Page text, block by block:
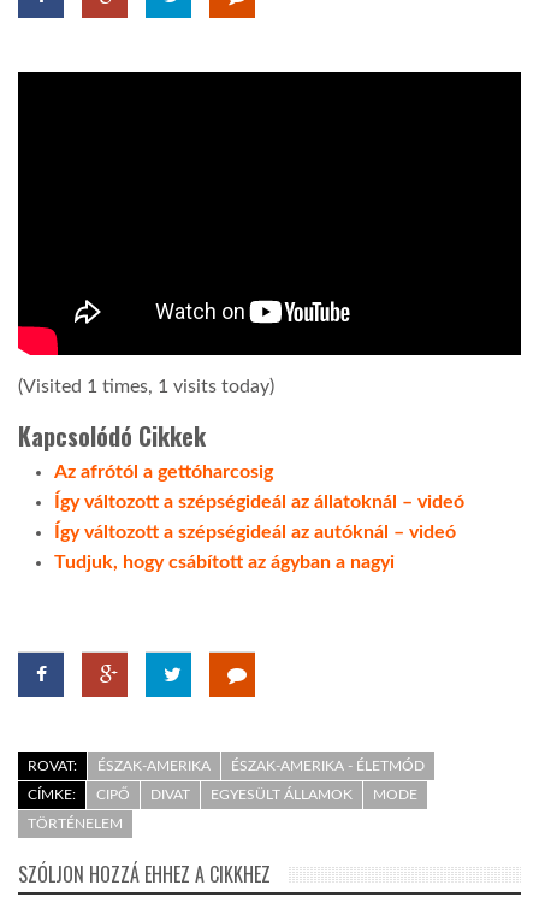
LATIMO.HU
GLOBOBOOK
(Visited 1 times, 1 visits today)
Kapcsolódó Cikkek
Az afrótól a gettóharcosig
Így változott a szépségideál az állatoknál – videó
Így változott a szépségideál az autóknál – videó
Tudjuk, hogy csábított az ágyban a nagyi
ROVAT: ÉSZAK-AMERIKA
ÉSZAK-AMERIKA - ÉLETMÓD
CÍMKE:
CIPŐ DIVAT EGYESÜLT ÁLLAMOK
MODE
TÖRTÉNELEM
SZÓLJON HOZZÁ EHHEZ A CIKKHEZ